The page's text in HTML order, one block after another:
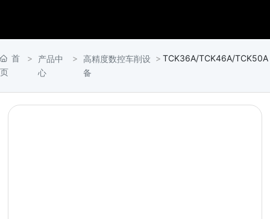
首
页
产品中
心
高精度数控车削设
备
TCK36A/TCK46A/TCK50A